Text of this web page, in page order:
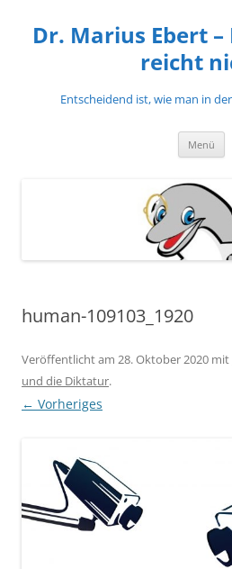
springen
Dr. Marius Ebert
reicht
Entscheidend ist, wie man in
Menü
human-109103_1920
Veröffentlicht am 28. Oktober 2020 mit
und die Diktatur.
← Vorheriges